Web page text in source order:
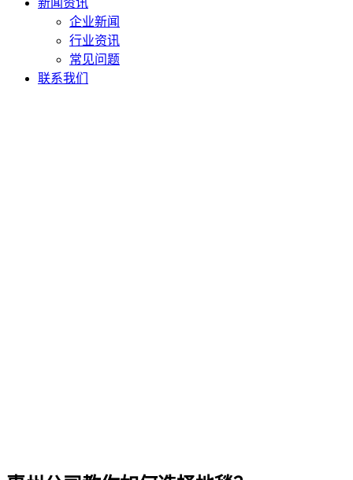
新闻资讯
企业新闻
行业资讯
常见问题
联系我们